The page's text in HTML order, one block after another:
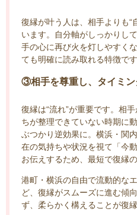
復縁が叶う人は、相手よりも“
います。自分軸がしっかりし
手の心に再び火を灯しやすく
ても明確に読み取れる特徴です
③相手を尊重し、タイミン
復縁は“流れ”が重要です。相
ちが整理できていない時期に
ぶつかり逆効果に。横浜・関
在の気持ちや状況を視て「今
お伝えするため、最短で復縁
港町・横浜の自由で流動的な
ど、復縁がスムーズに進む傾
ず、柔らかく構えることが復